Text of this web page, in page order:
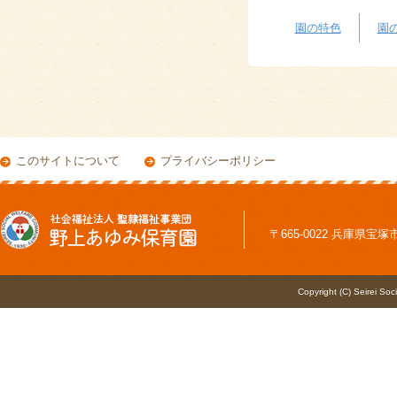
園の特色 園
このサイトについて プライバシーポリシー
〒665-0022 兵庫県宝塚
Copyright (C) Seirei